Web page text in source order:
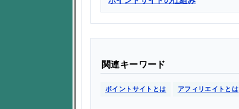
関連キーワード
ポイントサイトとは アフィリエイトとは